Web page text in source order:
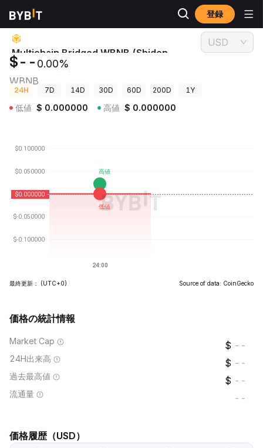
登録
暗号資産価格 Multichain Bridged WBNB (Shiden Network) 価格 WBNB
Multichain Bridged WBNB (Shiden
Network) 価格
WBNB
$-- 0.00%
USD
24H 7D 14D 30D 60D 200D 1Y
低値 $ 0.000000 高値 $ 0.000000
最終更新： (UTC+0) Source of data: CoinGecko
価格の統計情報
Market Cap --
24H出来高 --
過去最高値 --
流通量 --
価格履歴（USD）